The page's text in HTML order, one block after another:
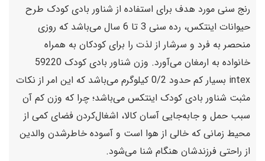
رنج سنی مورد هدف برای استفاده از شناور بادی کودک طرح
حیوانات اینتکس، رده سنی 3 تا 6 سال می‌باشد که روزی
منحصر به فرد و سرشار از لذت را برای کودکان به همراه
خانواده به ارمغان می‌آورد. وزن شناور بادی کودک 59220
intex بسیار کم حدود 0/2 کیلوگرم می‌باشد که این امر از نکات
مثبت شناور بادی کودک اینتکس می‌باشد؛ چرا که وزن کم آن
سبب حمل و جابه‌جایی آسان کالا، اشغال‌کردن فضای کمی از
محیط زمانی که خالی از هوا است و آسوده خاطرشدن والدین
از راحتی فرزندشان هنگام شنا می‌شود.